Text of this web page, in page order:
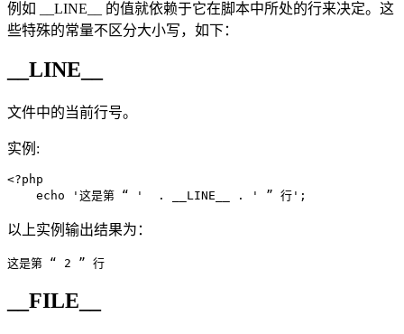
例如 __LINE__ 的值就依赖于它在脚本中所处的行来决定。这
些特殊的常量不区分大小写，如下：
__LINE__
文件中的当前行号。
实例:
<?php
echo '这是第 “ '  . __LINE__ . ' ” 行';
以上实例输出结果为：
这是第 “ 2 ” 行
__FILE__